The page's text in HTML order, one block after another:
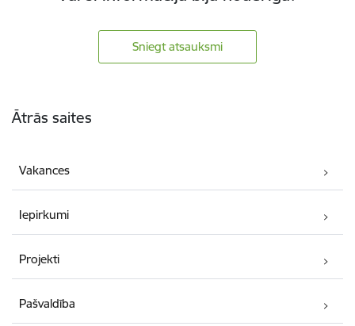
Sniegt atsauksmi
Ātrās saites
Vakances
Iepirkumi
Projekti
Pašvaldība